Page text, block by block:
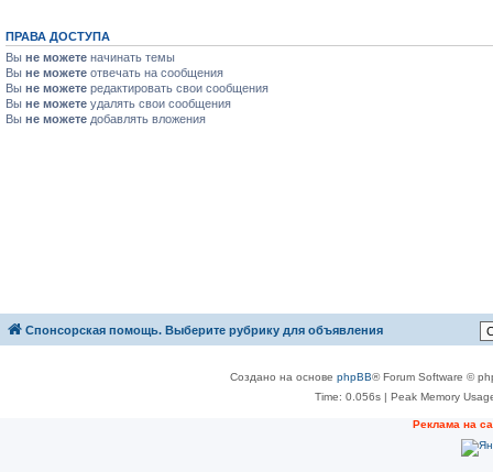
ПРАВА ДОСТУПА
Вы не можете начинать темы
Вы не можете отвечать на сообщения
Вы не можете редактировать свои сообщения
Вы не можете удалять свои сообщения
Вы не можете добавлять вложения
Спонсорская помощь. Выберите рубрику для объявления
Создано на основе phpBB® Forum Software ©
Time: 0.056s| Peak Memory
Реклама на